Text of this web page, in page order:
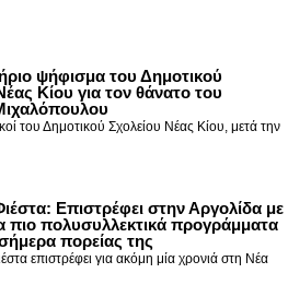
ψήφισμα του Δημοτικού
Κίου για τον θάνατο του
του Δημοτικού Σχολείου Νέας Κίου, μετά την
Επιστρέφει στην Αργολίδα με
πιο πολυσυλλεκτικά προγράμματα
πορείας της
επιστρέφει για ακόμη μία χρονιά στη Νέα